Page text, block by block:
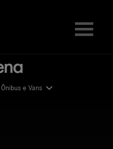
e Vans
e Vans